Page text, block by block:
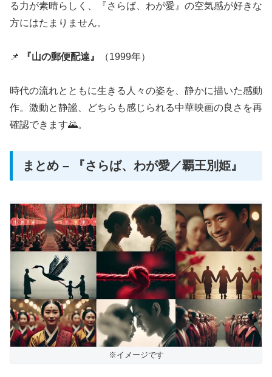
る力が素晴らしく、『さらば、わが愛』の空気感が好きな
方にはたまりません。
📌 『山の郵便配達』 （1999年）
時代の流れとともに生きる人々の姿を、静かに描いた感動
作。激動と静謐、どちらも感じられる中華映画の良さを再
確認できます🌄。
まとめ – 『さらば、わが愛／覇王別姫』
※イメージです